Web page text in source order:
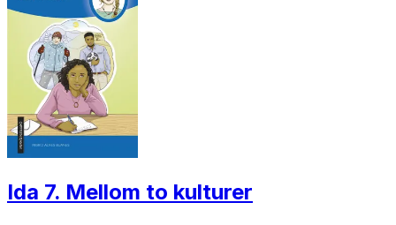
Ida 7. Mellom to kulturer